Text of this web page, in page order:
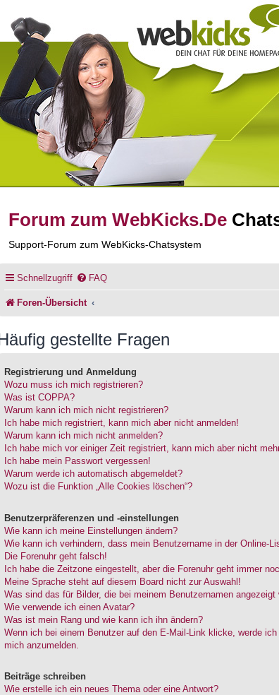
Forum zum WebKicks.De
Support-Forum zum WebKicks-Chatsystem
Schnellzugriff FAQ
Foren-Übersicht
gestellte Fragen
Registrierung und Anmeldung
Wozu muss ich mich registrieren?
Was ist COPPA?
Warum kann ich mich nicht registrieren?
Ich habe mich registriert, kann mich aber nicht anmelden!
Warum kann ich mich nicht anmelden?
Ich habe mich vor einiger Zeit registriert, kann mich aber nicht
Ich habe mein Passwort vergessen!
Warum werde ich automatisch abgemeldet?
Wozu ist die Funktion „Alle Cookies löschen“?
Benutzerpräferenzen und -einstellungen
Wie kann ich meine Einstellungen ändern?
Wie kann ich verhindern, dass mein Benutzername in der Online-
Die Forenuhr geht falsch!
Ich habe die Zeitzone eingestellt, aber die Forenuhr geht immer
Meine Sprache steht auf diesem Board nicht zur Auswahl!
Was sind das für Bilder, die bei meinem Benutzernamen angezeigt
Wie verwende ich einen Avatar?
Was ist mein Rang und wie kann ich ihn ändern?
Wenn ich bei einem Benutzer auf den E-Mail-Link klicke, werde ich
mich anzumelden.
Beiträge schreiben
Wie erstelle ich ein neues Thema oder eine Antwort?